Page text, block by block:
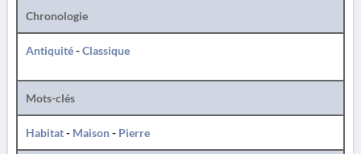
Chronologie
Antiquité-Classique
Mots-clés
Habitat- Maison- Pierre